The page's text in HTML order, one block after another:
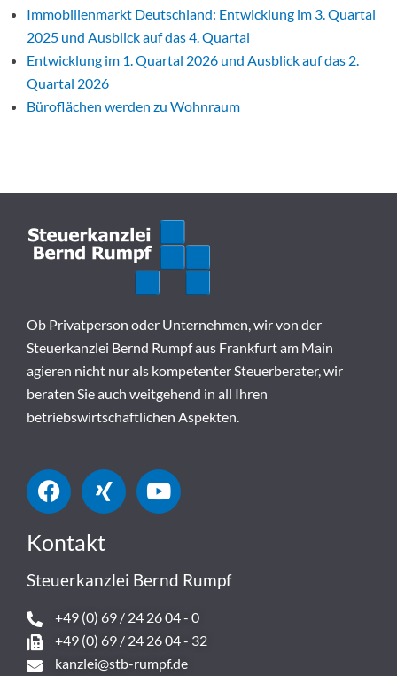
Immobilienmarkt Deutschland: Entwicklung im 3. Quartal
2025 und Ausblick auf das 4. Quartal
Entwicklung im 1. Quartal 2026 und Ausblick auf das 2.
Quartal 2026
Büroflächen werden zu Wohnraum
Ob Privatperson oder Unternehmen, wir von der
Steuerkanzlei Bernd Rumpf aus Frankfurt am Main
agieren nicht nur als kompetenter Steuerberater, wir
beraten Sie auch weitgehend in all Ihren
betriebswirtschaftlichen Aspekten.
Kontakt
Steuerkanzlei Bernd Rumpf
+49 (0) 69 / 24 26 04 - 0
+49 (0) 69 / 24 26 04 - 32
kanzlei@stb-rumpf.de